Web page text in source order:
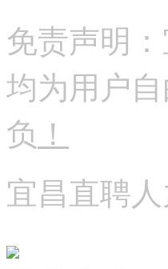
免责声明
均为用户
负 ！
宜昌直聘